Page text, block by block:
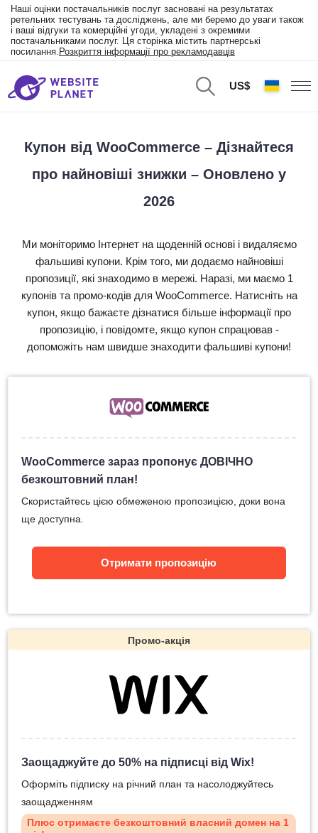
Наші оцінки постачальників послуг засновані на результатах
ретельних тестувань та досліджень, але ми беремо до уваги також
і ваші відгуки та комерційні угоди, укладені з окремими
постачальниками послуг. Ця сторінка містить партнерські
посилання. Розкриття інформації про рекламодавців
US$
Купон від WooCommerce – Дізнайтеся
про найновіші знижки – Оновлено у
2026
Ми моніторимо Інтернет на щоденній основі і видаляємо
фальшиві купони. Крім того, ми додаємо найновіші
пропозиції, які знаходимо в мережі. Наразі, ми маємо 1
купонів та промо-кодів для WooCommerce. Натисніть на
купон, якщо бажаєте дізнатися більше інформації про
пропозицію, і повідомте, якщо купон спрацював -
допоможіть нам швидше знаходити фальшиві купони!
WooCommerce зараз пропонує ДОВІЧНО
безкоштовний план!
Скористайтесь цією обмеженою пропозицією, доки вона
ще доступна.
Отримати пропозицію
Промо-акція
Заощаджуйте до 50% на підписці від Wix!
Оформіть підписку на річний план та насолоджуйтесь
заощадженням
Плюс отримаєте безкоштовний власний домен на 1